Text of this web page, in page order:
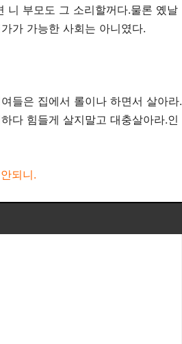
니 부모도 그 소리할꺼다.물론 옜날
가 가능한 사회는 아니였다.
들은 집에서 롤이나 하면서 살아라.
다 힘들게 살지말고 대충살아라.인
되니.